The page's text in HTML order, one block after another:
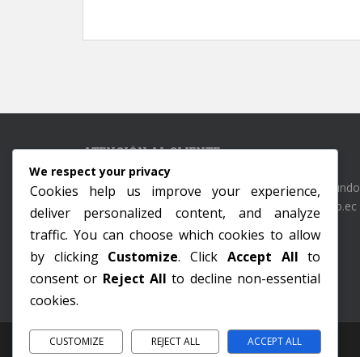
ATENCIÓN AL CLIENTE
Juan Montalvo y Bolivar (Edificio Municipal), Segundo
piso alto. Telf. (04) 2-710274 - clientes@viven.gob.ec
We respect your privacy
Cookies help us improve your experience,
deliver personalized content, and analyze
traffic. You can choose which cookies to allow
by clicking Customize. Click Accept All to
consent or Reject All to decline non-essential
cookies.
CUSTOMIZE REJECT ALL ACCEPT ALL